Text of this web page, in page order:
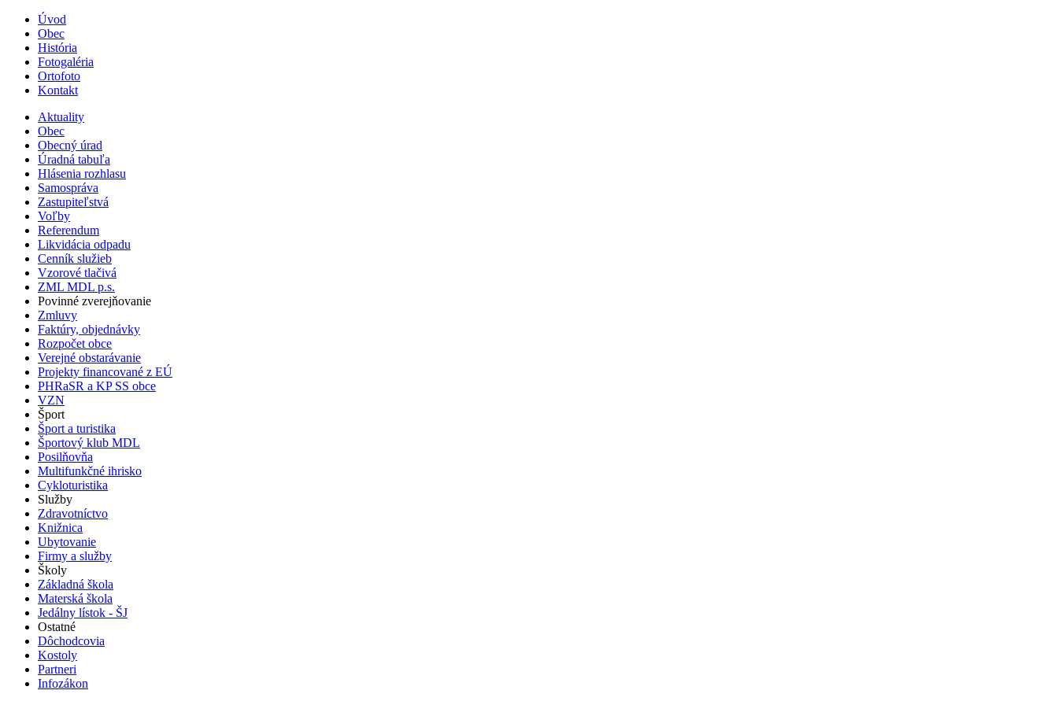
Úvod
Obec
História
Fotogaléria
Ortofoto
Kontakt
Aktuality
Obec
Obecný úrad
Úradná tabuľa
Hlásenia rozhlasu
Samospráva
Zastupiteľstvá
Voľby
Referendum
Likvidácia odpadu
Cenník služieb
Vzorové tlačivá
ZML MDL p.s.
Povinné zverejňovanie
Zmluvy
Faktúry, objednávky
Rozpočet obce
Verejné obstarávanie
Projekty financované z EÚ
PHRaSR a KP SS obce
VZN
Šport
Šport a turistika
Športový klub MDL
Posilňovňa
Multifunkčné ihrisko
Cykloturistika
Služby
Zdravotníctvo
Knižnica
Ubytovanie
Firmy a služby
Školy
Základná škola
Materská škola
Jedálny lístok - ŠJ
Ostatné
Dôchodcovia
Kostoly
Partneri
Infozákon